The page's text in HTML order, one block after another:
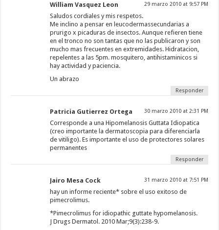
William Vasquez Leon 29 marzo 2010 at 9:57 PM
Saludos cordiales y mis respetos.
Me inclino a pensar en leucodermassecundarias a
prurigo x picaduras de insectos. Aunque refieren tiene
en el tronco no son tantas que no las publicaron y son
mucho mas frecuentes en extremidades. Hidratacion,
repelentes a las 5pm. mosquitero, antihistaminicos si
hay actividad y paciencia.
Un abrazo
Responder
Patricia Gutierrez Ortega 30 marzo 2010 at 2:31 PM
Corresponde a una Hipomelanosis Guttata Idiopatica
(creo importante la dermatoscopia para diferenciarla
de vitiligo). Es importante el uso de protectores solares
permanentes
Responder
Jairo Mesa Cock 31 marzo 2010 at 7:51 PM
hay un informe reciente* sobre el uso exitoso de
pimecrolimus.
*Pimecrolimus for idiopathic guttate hypomelanosis.
J Drugs Dermatol. 2010 Mar;9(3):238-9.